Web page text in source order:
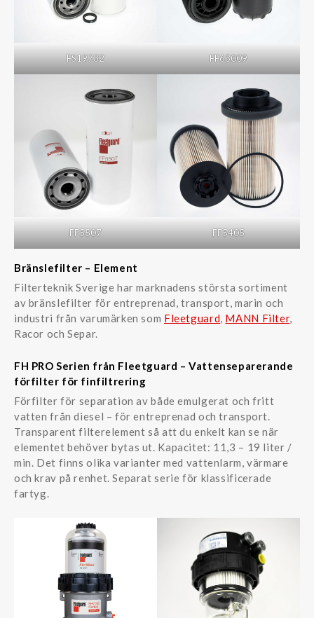
FS19732 FF63009
FF5507 FF5405
Bränslefilter – Element
Filterteknik Sverige har marknadens största sortiment
av bränslefilter för entreprenad, transport, marin och
industri från varumärken som Fleetguard, MANN Filter,
Racor och Separ.
FH PRO Serien från Fleetguard – Vattenseparerande
förfilter för finfiltrering
Förfilter för separation av både emulgerat och fritt
vatten från diesel – för entreprenad och transport.
Transparent filterelement så att du enkelt kan se när
elementet behöver bytas ut. Kapacitet: 11,3 – 19 liter /
min. Det finns olika varianter med vattenlarm, värmare
och krav på renhet. Separat serie för klassificerade
fartyg.